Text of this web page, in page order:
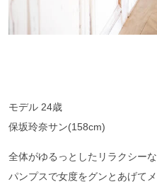
モデル 24歳
保坂玲奈サン(158cm)
全体がゆるっとしたリラクシー
パンプスで女度をグンとあげて